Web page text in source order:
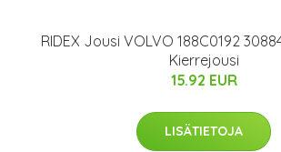
RIDEX Jousi VOLVO 188C0192
Kierrejousi
15.92 EUR
LISÄTIETOJA